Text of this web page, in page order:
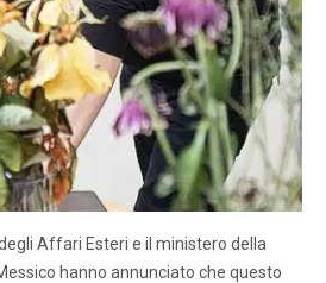
Affari Esteri e il ministero della
hanno annunciato che questo